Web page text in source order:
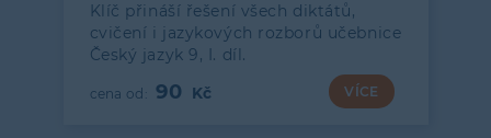
Klíč přináší řešení všech diktátů,
cvičení i jazykových rozborů učebnice
Český jazyk 9, I. díl.
90 VÍCE